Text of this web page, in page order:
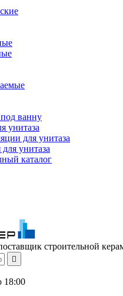
ванну
унитаза
для унитаза
унитаза
каталог
строительной

18:00